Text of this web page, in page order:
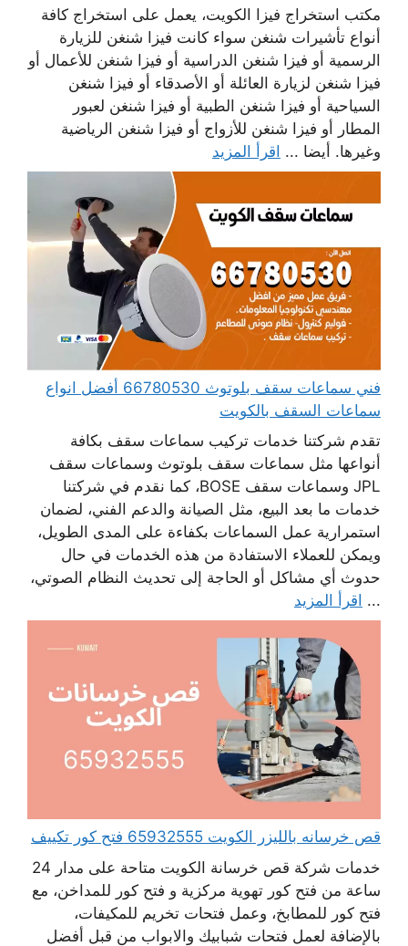
مكتب استخراج فيزا الكويت، يعمل على استخراج كافة
أنواع تأشيرات شنغن سواء كانت فيزا شنغن للزيارة
الرسمية أو فيزا شنغن الدراسية أو فيزا شنغن للأعمال أو
فيزا شنغن لزيارة العائلة أو الأصدقاء أو فيزا شنغن
السياحية أو فيزا شنغن الطبية أو فيزا شنغن لعبور
المطار أو فيزا شنغن للأزواج أو فيزا شنغن الرياضية
وغيرها. أيضا ... اقرأ المزيد
فني سماعات سقف بلوتوث 66780530 أفضل انواع
سماعات السقف بالكويت
تقدم شركتنا خدمات تركيب سماعات سقف بكافة
أنواعها مثل سماعات سقف بلوتوث وسماعات سقف
JPL وسماعات سقف BOSE، كما نقدم في شركتنا
خدمات ما بعد البيع، مثل الصيانة والدعم الفني، لضمان
استمرارية عمل السماعات بكفاءة على المدى الطويل،
ويمكن للعملاء الاستفادة من هذه الخدمات في حال
حدوث أي مشاكل أو الحاجة إلى تحديث النظام الصوتي،
... اقرأ المزيد
قص خرسانه بالليزر الكويت 65932555 فتح كور تكييف
خدمات شركة قص خرسانة الكويت متاحة على مدار 24
ساعة من فتح كور تهوية مركزية و فتح كور للمداخن، مع
فتح كور للمطابخ، وعمل فتحات تخريم للمكيفات،
بالإضافة لعمل فتحات شبابيك والابواب من قبل أفضل